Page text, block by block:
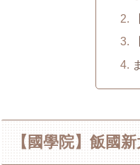
【國學院】飯國